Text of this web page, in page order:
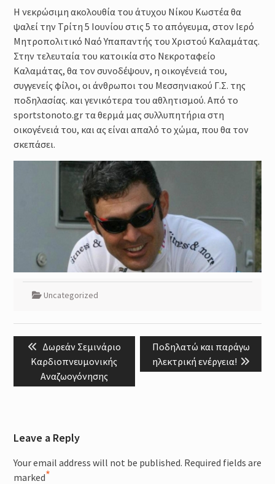
Η νεκρώσιμη ακολουθία του άτυχου Νίκου Κωστέα θα
ψαλεί την Τρίτη 5 Ιουνίου στις 5 το απόγευμα, στον Ιερό
Μητροπολιτικό Ναό Υπαπαντής του Χριστού Καλαμάτας.
Στην τελευταία του κατοικία στο Νεκροταφείο
Καλαμάτας, θα τον συνοδέψουν, η οικογένειά του,
συγγενείς φίλοι, οι άνθρωποι του Μεσσηνιακού Γ.Σ. της
ποδηλασίας. και γενικότερα του αθλητισμού. Από το
sportstonoto.gr τα θερμά μας συλλυπητήρια στη
οικογένειά του, και ας είναι απαλό το χώμα, που θα τον
σκεπάσει.
Uncategorized
navigation
Previous
post:
Δωρεάν Σεμινάριο
Καρδιοπνευμονικής
Αναζωογόνησης
Next
post:
Ποδηλατώ και παράγω
ηλεκτρική ενέργεια!
Leave a Reply
Your email address will not be published. Required fields are
marked*